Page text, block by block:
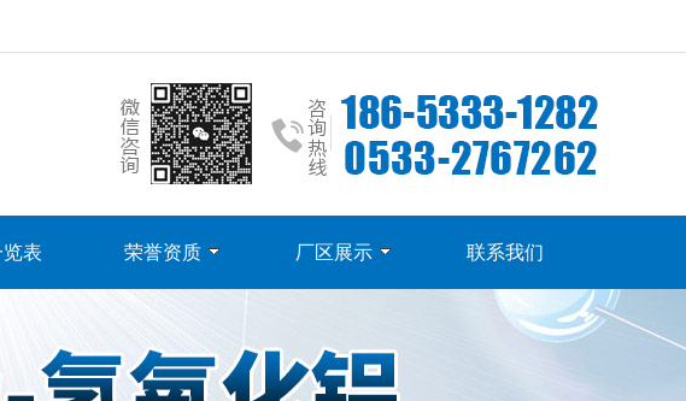
表 荣誉资质 厂区展示 联系我们